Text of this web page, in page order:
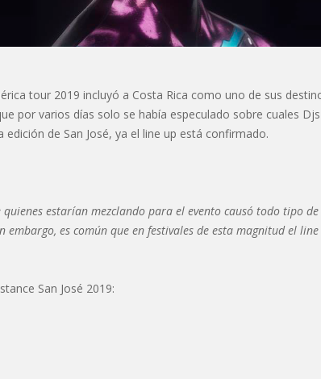
tour 2019 incluyó a Costa Rica como uno de sus
por varios días solo se había especulado sobre cuales
edición de San José, ya el line up está confirmado.
estarían mezclando para el evento causó todo tipo
embargo, es común que en festivales de esta magnitud el
San José 2019: